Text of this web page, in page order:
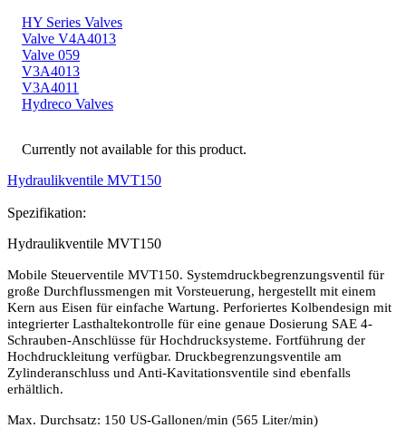
HY Series Valves
Valve V4A4013
Valve 059
V3A4013
V3A4011
Hydreco Valves
Currently not available for this product.
Hydraulikventile MVT150
Spezifikation:
Hydraulikventile MVT150
Mobile Steuerventile MVT150. Systemdruckbegrenzungsventil für
große Durchflussmengen mit Vorsteuerung, hergestellt mit einem
Kern aus Eisen für einfache Wartung. Perforiertes Kolbendesign mit
integrierter Lasthaltekontrolle für eine genaue Dosierung SAE 4-
Schrauben-Anschlüsse für Hochdrucksysteme. Fortführung der
Hochdruckleitung verfügbar. Druckbegrenzungsventile am
Zylinderanschluss und Anti-Kavitationsventile sind ebenfalls
erhältlich.
Max. Durchsatz: 150 US-Gallonen/min (565 Liter/min)